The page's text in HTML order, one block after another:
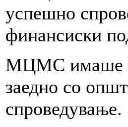
успешно
финансиски
МЦМС имаше
заедно со
спроведување.